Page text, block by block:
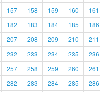
157 158 159 160 161
182 183 184 185 186
207 208 209 210 211
232 233 234 235 236
257 258 259 260 261
282 283 284 285 286